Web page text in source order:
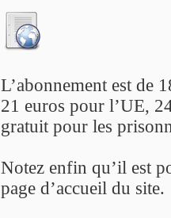
L’abonnement est de
21 euros pour l’UE,
gratuit pour les
Notez enfin qu’il est
page d’accueil du site.